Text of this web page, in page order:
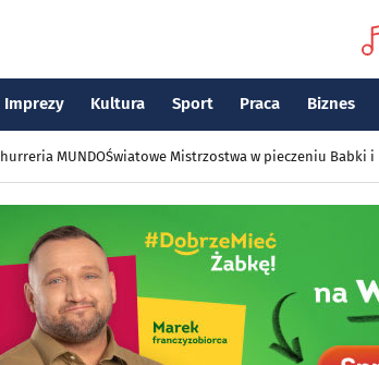
Imprezy Kultura Sport Praca Biznes
MUNDOŚwiatowe Mistrzostwa w pieczeniu Babki